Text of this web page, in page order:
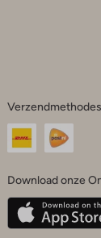
Verzendmethodes
Download onze